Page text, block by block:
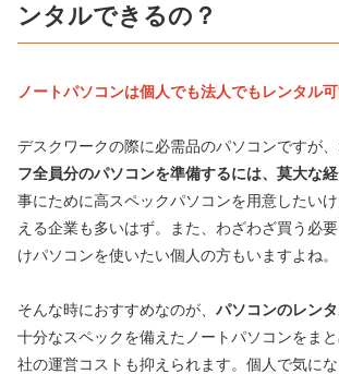
ンタルできるの？
ノートパソコンは個人でも法人でもレンタル可
デスクワークの際に必需品のパソコンですが、
フ全員分のパソコンを準備するには、莫大な
事にために高スペックパソコンを用意したい
える企業も多いはず。また、わざわざ買う必
けパソコンを使いたい個人の方もいますよね。
そんな時におすすめなのが、 パソコンのレン
十分なスペックを備えたノートパソコンをま
社の運営コストも抑えられます。個人で気に